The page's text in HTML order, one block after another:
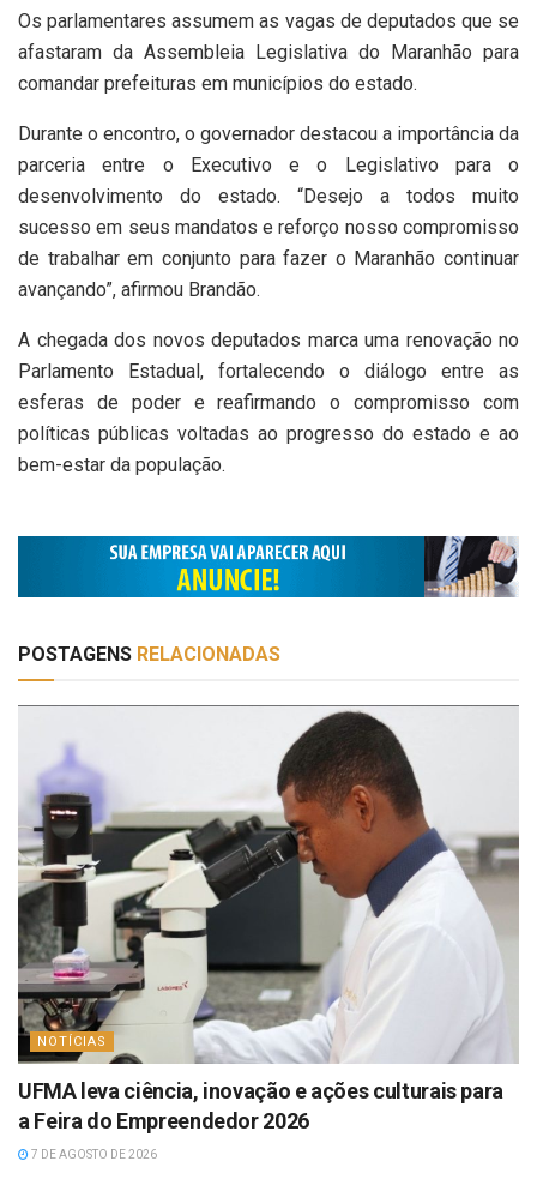
Os parlamentares assumem as vagas de deputados que se
afastaram da Assembleia Legislativa do Maranhão para
comandar prefeituras em municípios do estado.
Durante o encontro, o governador destacou a importância da
parceria entre o Executivo e o Legislativo para o
desenvolvimento do estado. “Desejo a todos muito
sucesso em seus mandatos e reforço nosso compromisso
de trabalhar em conjunto para fazer o Maranhão continuar
avançando”, afirmou Brandão.
A chegada dos novos deputados marca uma renovação no
Parlamento Estadual, fortalecendo o diálogo entre as
esferas de poder e reafirmando o compromisso com
políticas públicas voltadas ao progresso do estado e ao
bem-estar da população.
POSTAGENS RELACIONADAS
NOTÍCIAS
UFMA leva ciência, inovação e ações culturais para
a Feira do Empreendedor 2026
7 DE AGOSTO DE 2026